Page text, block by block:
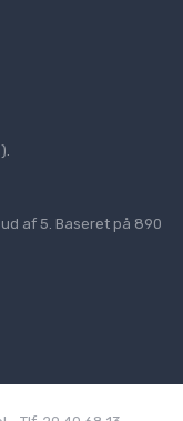
af 5 . Baseret på 890